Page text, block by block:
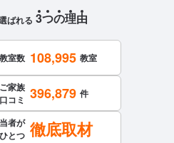
ばれる 3つの理由
室数 108,995 教室
家族
口コミ 396,879 件
者が
とつ 徹底取材